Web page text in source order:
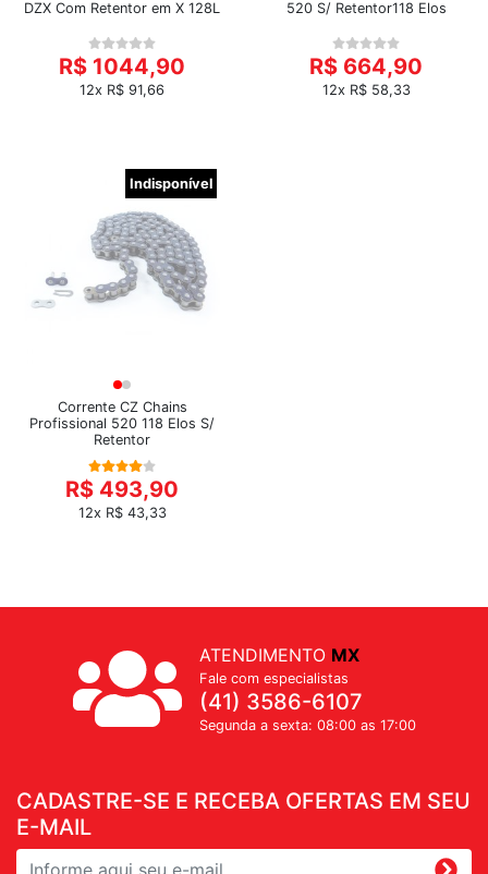
DZX Com Retentor em X 128L
R$ 1044,90
12x R$ 91,66
520 S/ Retentor118 Elos
R$ 664,90
12x R$ 58,33
Indisponível
Corrente CZ Chains
Profissional 520 118 Elos S/
Retentor
R$ 493,90
12x R$ 43,33
CADASTRE-SE E RECEBA OFERTAS EM SEU
E-MAIL
ATENDIMENTO MX
Fale com especialistas
(41) 3586-6107
Segunda a sexta: 08:00 as 17:00